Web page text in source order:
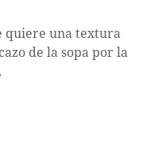
quiere una textura
de la sopa por la